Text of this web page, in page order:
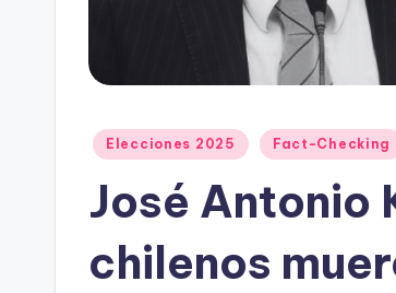
Publicado
Elecciones 2025 Fact-Checking
José Antonio
chilenos